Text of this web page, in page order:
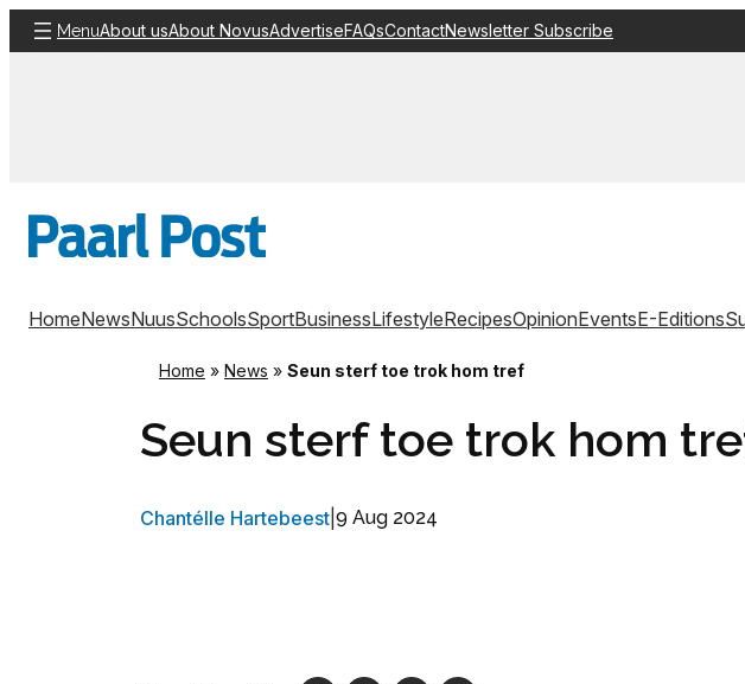
Skip
to
MenuAbout usAbout NovusAdvertiseFAQsContactNewsletter Subscribe
HomeNewsNuusSchoolsSportBusinessLifestyleRecipesOpinionEventsE-Editions
Home » News » Seun sterf toe trok hom tref
Seun sterf toe trok hom
Chantélle Hartebeest 9 Aug 2024